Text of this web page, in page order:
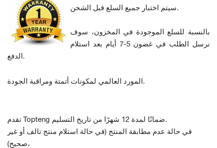
سيتم اختبار جميع السلع قبل الشحن.
بالنسبة للسلع الموجودة في المخزون، سوف
نرسل الطلب في غضون 5-7 أيام بعد استلام
الدفع.
المورد العالمي لمكونات أتمتة ومراقبة الجودة.
تقدم Topteng ضمانًا لمدة 12 شهرًا من تاريخ التسليم.
في حالة عدم مطابقة المنتج (في حالة استلام منتج تالف أو غير
صحيح)،